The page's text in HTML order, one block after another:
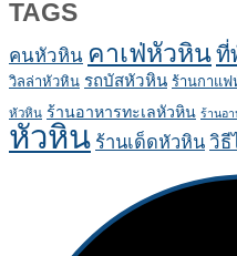
TAGS
คนหัวหิน คาเฟ่หัวหินที่
วิลล่าหัวหิน รถบัสหัวหิน ร้านกาแ
หัวหิน ร้านอาหารทะเลหัวหิน ร้านอ
หัวหิน ร้านเด็ดหัวหิน วิ